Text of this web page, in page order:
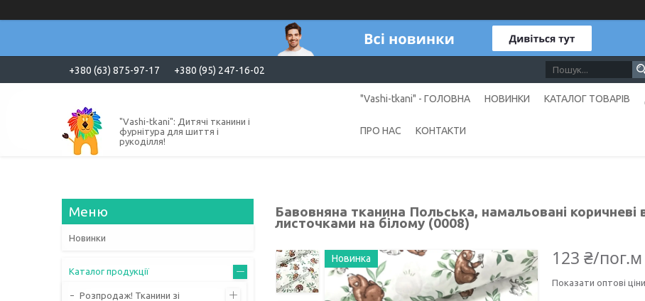
+380 (63) 875-97-17 +380 (95) 247-16-02
"Vashi-tkani": Дитячі тканини і
фурнітура для шиття і
рукоділля!
"Vashi-tkani" - ГОЛОВНА НОВИНКИ КАТАЛОГ ТОВАРІВ
ПРО НАС КОНТАКТИ
Бавовняна тканина Польська, намальовані
листочками на білому (0008)
Новинка 123 ₴/пог.м
Показати оптові ціни
Новинки
Каталог продукції
Розпродаж! Тканини зі